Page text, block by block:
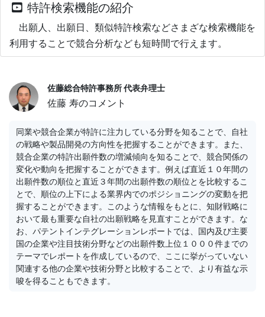
特許検索機能の紹介
出願人、出願日、類似特許検索などさまざな検索機能を
利用することで競合分析なども短時間で行えます。
佐藤総合特許事務所 代表弁理士
佐藤 寿のコメント
同業や競合企業が特許に注力している分野を知ることで、自社
の戦略や製品開発の方向性を把握することができます。また、
競合企業の特許出願件数の増減傾向を知ることで、競合関係の
変化や動向を把握することができます。例えば直近１０年間の
出願件数の順位と直近３年間の出願件数の順位とを比較するこ
とで、順位の上下による業界内でのポジショニングの変動を把
握することができます。このような情報をもとに、知財戦略に
おいて最も重要な自社の出願戦略を見直すことができます。な
お、パテントインテグレーションレポートでは、国内及び主要
国の企業や注目技術分野などの出願件数上位１０００件までの
テーマでレポートを作成しているので、ここに挙がっていない
関連する他の企業や技術分野と比較することで、より有益な示
唆を得ることもできます。